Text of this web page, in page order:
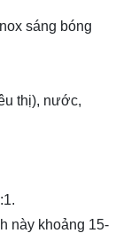
thị), nước,
này khoảng 15-